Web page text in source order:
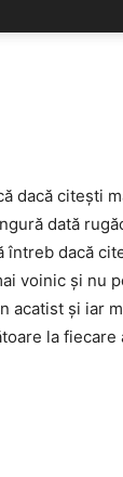
dacă citeşti
dată
întreb dacă
voinic şi nu
acatist şi iar
la fiecare